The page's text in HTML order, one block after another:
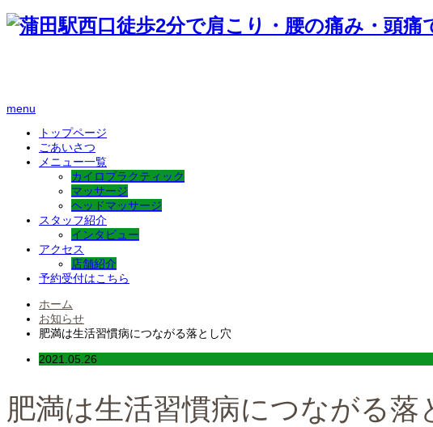
menu
トップページ
ごあいさつ
メニュー一覧
カイロプラクティック
マッサージ
ヘッドマッサージ
スタッフ紹介
インタビュー
アクセス
店舗紹介
予約受付はこちら
ホーム
お知らせ
肥満は生活習慣病につながる落とし穴
2021.05.26
肥満は生活習慣病につながる落